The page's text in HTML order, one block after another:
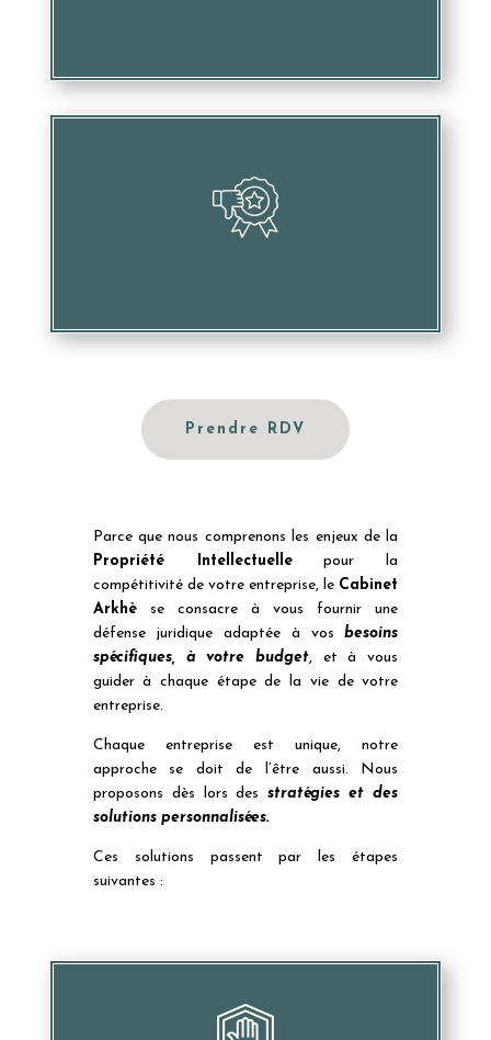
Desservir votre image et votre réputation
Prendre RDV
Parce que nous comprenons les enjeux de la
Propriété Intellectuellepour la
compétitivité de votre entreprise, le Cabinet
Arkhèse consacre à vous fournir une
défense juridique adaptée à vosbesoins
spécifiques, à votre budget, et à vous
guider à chaque étape de la vie de votre
entreprise.
Chaque entreprise est unique, notre
approche se doit de l’être aussi. Nous
proposons dès lors desstratégies et des
solutions personnalisées.
Ces solutions passent par les étapes
suivantes :